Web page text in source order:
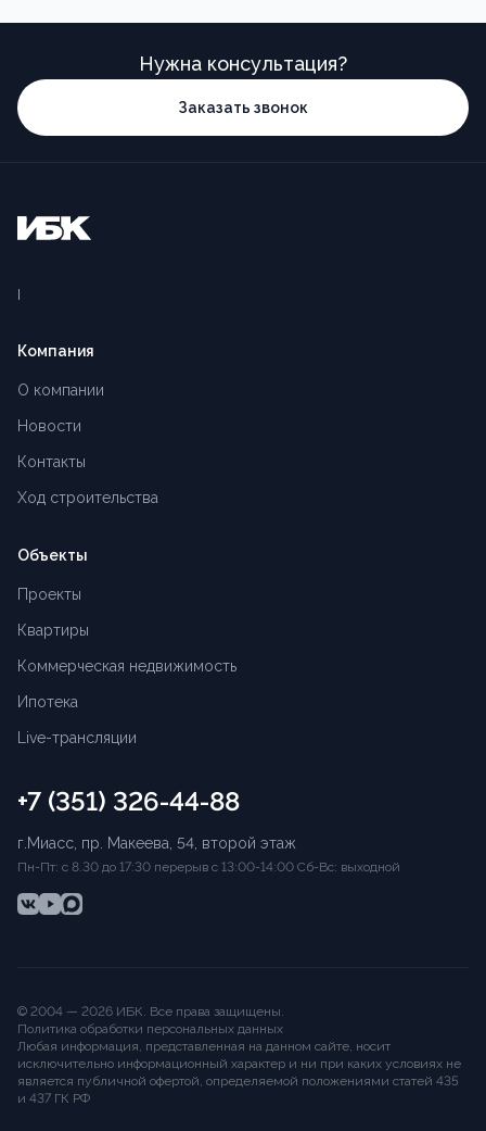
Нужна консультация?
Заказать звонок
Компания
О компании
Новости
Контакты
Ход строительства
Объекты
Проекты
Квартиры
Коммерческая недвижимость
Ипотека
Live-трансляции
+7 (351) 326-44-88
г.Миасс, пр. Макеева, 54, второй этаж
Пн-Пт: с 8.30 до 17:30 перерыв с 13:00-14:00 Сб-Вс: выходной
© 2004 — 2026 ИБК. Все права защищены.
Политика обработки персональных данных
Любая информация, представленная на данном сайте, носит
исключительно информационный характер и ни при каких условиях не
является публичной офертой, определяемой положениями статей 435
и 437 ГК РФ